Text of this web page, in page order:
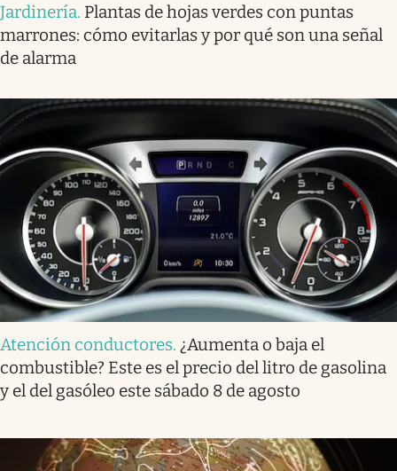
Jardinería. Plantas de hojas verdes con puntas
marrones: cómo evitarlas y por qué son una señal
de alarma
Atención conductores. ¿Aumenta o baja el
combustible? Este es el precio del litro de gasolina
y el del gasóleo este sábado 8 de agosto